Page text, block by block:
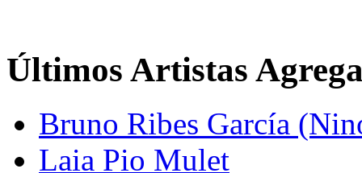
Últimos Artistas
Bruno Ribes García
Laia Pio Mulet